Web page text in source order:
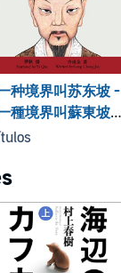
种境界叫苏东坡 -
種境界叫蘇東坡
Mind and